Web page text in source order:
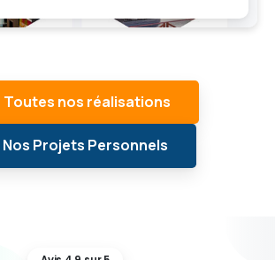
Toutes nos réalisations
Nos Projets Personnels